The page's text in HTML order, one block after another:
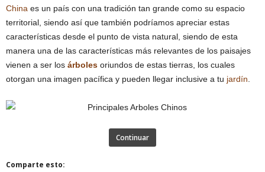
China es un país con una tradición tan grande como su espacio
territorial, siendo así que también podríamos apreciar estas
características desde el punto de vista natural, siendo de esta
manera una de las características más relevantes de los paisajes
vienen a ser los árboles oriundos de estas tierras, los cuales
otorgan una imagen pacífica y pueden llegar inclusive a tu jardín
Continuar
Comparte esto: